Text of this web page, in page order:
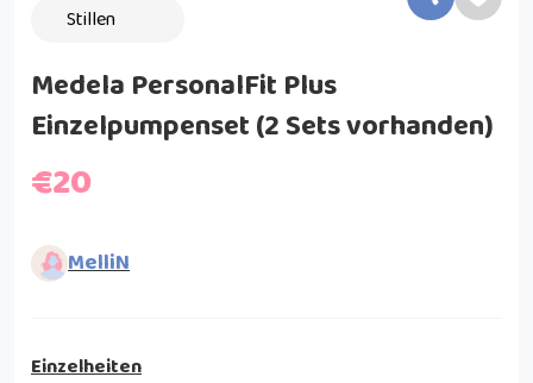
Stillen
Medela PersonalFit Plus
Einzelpumpenset (2 Sets vorhanden)
€20
MelliN
Einzelheiten